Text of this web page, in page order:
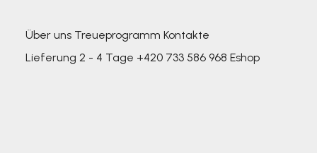
Über uns Treueprogramm Kontakte
Lieferung 2 - 4 Tage +420 733 586 968 Eshop